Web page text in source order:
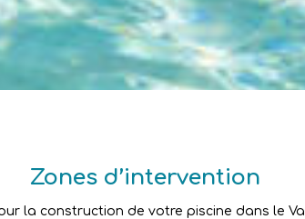
Zones d’intervention
la construction de votre piscine dans le